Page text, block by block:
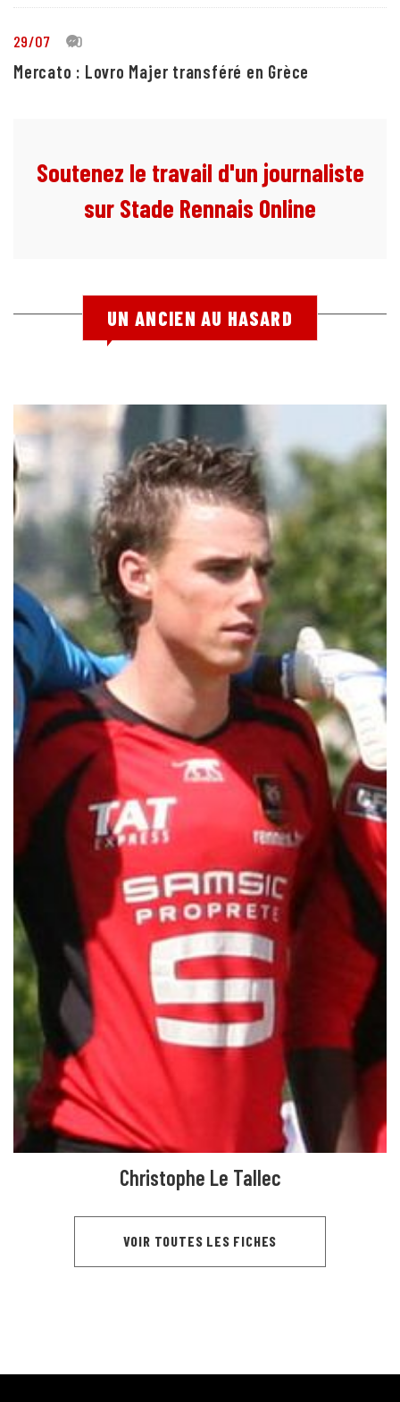
29/07 10
Mercato : Lovro Majer transféré en Grèce
Soutenez le travail d'un journaliste
sur Stade Rennais Online
UN ANCIEN AU HASARD
Christophe Le Tallec
VOIR TOUTES LES FICHES